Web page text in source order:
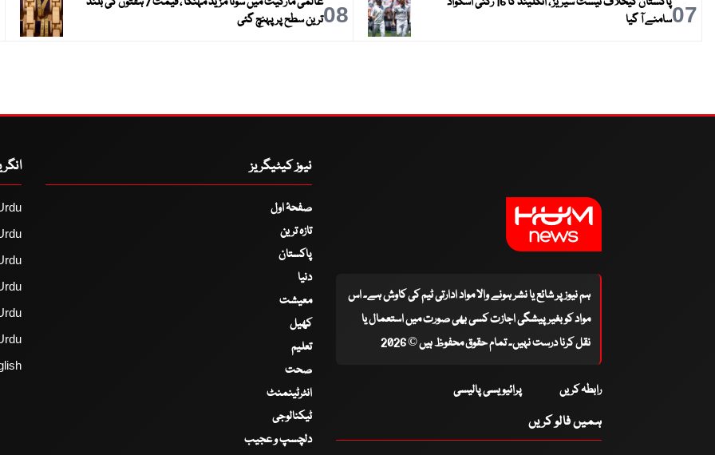
07سامنے آ گیا
08ترین سطح پر پہنچ گئی
ہم نیوز پر شائع یا نشر ہونے والا مواد ادارتی ٹیم کی کاوش ہے۔ اس
مواد کو بغیر پیشگی اجازت کسی بھی صورت میں استعمال یا
نقل کرنا درست نہیں۔ تمام حقوق محفوظ ہیں © 2026
رابطہ کریں پرائیویسی پالیسی
ہمیں فالو کریں
نیوز کیٹیگریز
صفحۂ اول
تازہ ترین
پاکستان
دنیا
معیشت
کھیل
تعلیم
صحت
انٹرٹینمنٹ
ٹیکنالوجی
دلچسپ و عجیب